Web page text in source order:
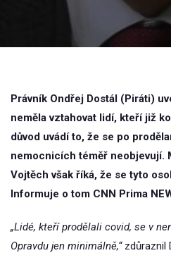
Právník Ondřej Dostál (Piráti)
neměla vztahovat lidí, kteří již
důvod uvádí to, že se po
nemocnicích téměř neobjevují.
Vojtěch však říká, že se tyto
Informuje o tom CNN Prima
„Lidé, kteří prodělali covid, se v
Opravdu jen minimálně,“zdůraznil